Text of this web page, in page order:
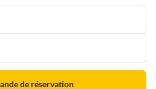
de réservation